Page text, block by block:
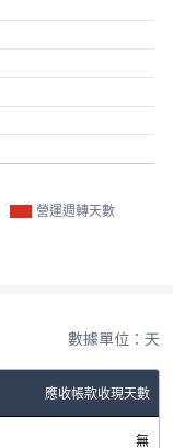
營運週轉天數
數據單位：天
應收帳款收現天數
無